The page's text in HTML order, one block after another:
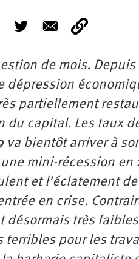
de mois.
partiellement
du capital. Les taux
bientôt arriver à
mini-récession en
et l’éclatement
en crise.
très
pour les